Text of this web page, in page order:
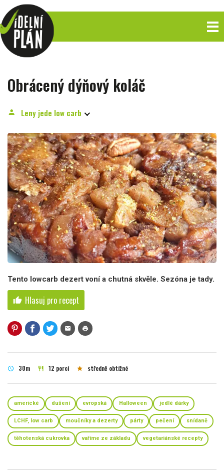
Obrácený dýňový koláč
person Leny jede low carb
Tento lowcarb dezert voní a chutná skvěle. Sezóna je tady.
thumb_up Hlasuj pro recept
mail print
schedule 30m restaurant 12 porcí star středně obtížné
americké dušení evropská Halloween jedlé dárky
LCHF, low carb moučníky a dezerty párty pečení snídaně
těhotenská cukrovka vaříme ze základu vegetariánské recepty